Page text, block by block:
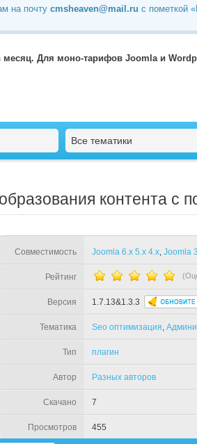
на почту cmsheaven@mail.ru c пометкой
месяц. Для моно-тарифов Joomla и
Все тематики
контента с
Совместимость Joomla 6.x 5.x 4.x, Joomla
Рейтинг
Версия 1.7.13&1.3.3
Тематика Seo оптимизация,
Тип плагин
Автор Разных авторов
Скачано 7
Просмотров 455